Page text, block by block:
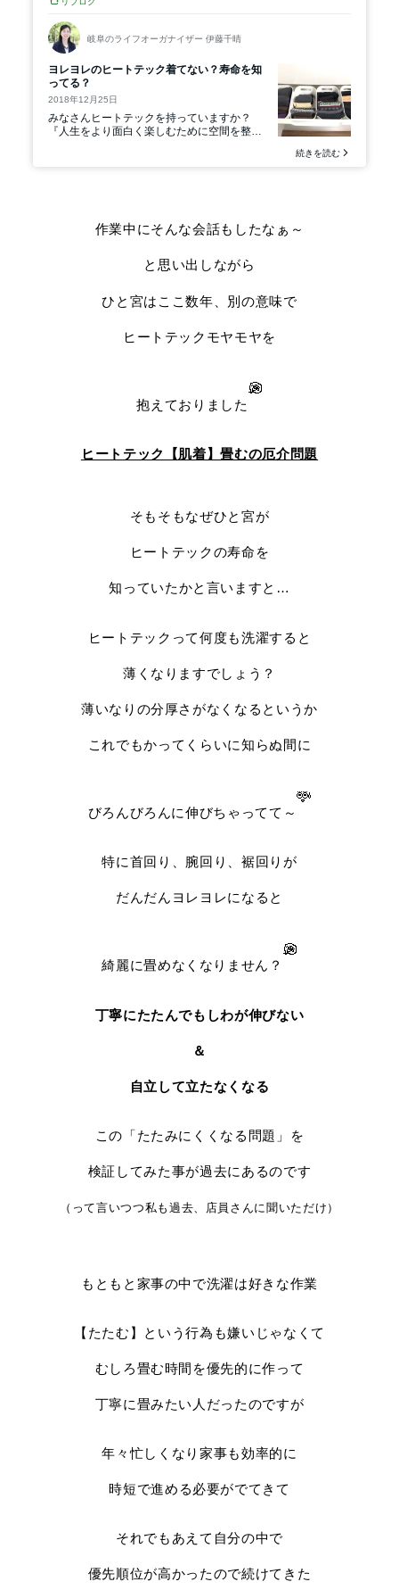
作業中にそんな会話もしたなぁ～
と思い出しながら
ひと宮はここ数年、別の意味で
ヒートテックモヤモヤを
抱えておりました
ヒートテック【肌着】畳むの厄介問題
そもそもなぜひと宮が
ヒートテックの寿命を
知っていたかと言いますと…
ヒートテックって何度も洗濯すると
薄くなりますでしょう？
薄いなりの分厚さがなくなるというか
これでもかってくらいに知らぬ間に
びろんびろんに伸びちゃってて～
特に首回り、腕回り、裾回りが
だんだんヨレヨレになると
綺麗に畳めなくなりません？
丁寧にたたんでもしわが伸びない
＆
自立して立たなくなる
この「たたみにくくなる問題」を
検証してみた事が過去にあるのです
（って言いつつ私も過去、店員さんに聞いただけ）
もともと家事の中で洗濯は好きな作業
【たたむ】という行為も嫌いじゃなくて
むしろ畳む時間を優先的に作って
丁寧に畳みたい人だったのですが
年々忙しくなり家事も効率的に
時短で進める必要がでてきて
それでもあえて自分の中で
優先順位が高かったので続けてきた